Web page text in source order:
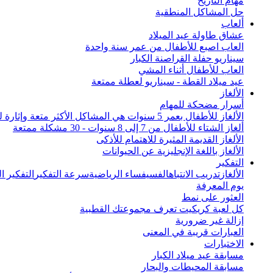
حل المشاكل المنطقية
ألعاب
عشاق طاولة عيد الميلاد
العاب اصبع للأطفال من عمر سنة واحدة
سيناريو حفلة القراصنة الكبار
العاب للأطفال أثناء المشي
عيد ميلاد القطة - سيناريو لعطلة ممتعة
الألغاز
أسرار مضحكة للمهام
الألغاز للأطفال بعمر 5 سنوات هي المشاكل الأكثر متعة وإثارة للاهتمام من جميع أنحاء العالم
ألغاز الشتاء للأطفال من 7 إلى 8 سنوات - 30 مشكلة ممتعة
الألغاز القديمة المثيرة للاهتمام للأذكى
الألغاز باللغة الإنجليزية عن الحيوانات
التفكير
الألغاز تدريب الانتباهالفسيفساء الرياضيةسرعة التفكير
يوم المعرفة
العثور على نمط
كل لعبة كريكيت تعرف مجموعتك القطبية
إزالة غير ضرورية
العبارات قريبة في المعنى
الاختبارات
مسابقة عيد ميلاد الكبار
مسابقة المحيطات والبحار